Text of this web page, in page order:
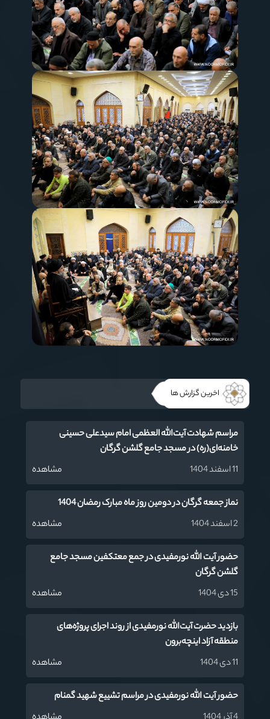
اخرین گزارش ها
مراسم شهادت آیت‌‌الله العظمی امام سیدعلی حسینی
خامنه‌ای(ره) در مسجد جامع گلشن گرگان
11 اسفند 1404
مشاهده
نماز جمعه گرگان در دومین روز ماه مبارک رمضان 1404
2 اسفند 1404
مشاهده
حضور آیت الله نورمفیدی در جمع معتکفین مسجد جامع
گلشن گرگان
15 دی 1404
مشاهده
بازدید حضرت آیت‌الله نورمفیدی از روند اجرای پروژه‌های
منطقه آزاد اینچه‌برون
11 دی 1404
مشاهده
حضور آیت الله نورمفیدی در مراسم تشییع شهید گمنام